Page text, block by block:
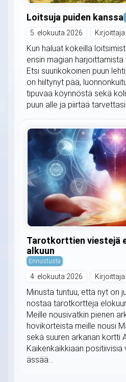
Loitsuja puiden kanssa
5. elokuuta 2026
Kun haluat kokeilla
ensin magian
Etsi suurikokoinen puun
on hiiltynyt pää,
tipuvaa köynnöstä sekä
puun alle ja piirtää
Tarotkorttien viestejä
alkuun
Ennustusta
4. elokuuta 2026
Minusta tuntuu, että nyt on
nostaa tarotkortteja
Meille nousivatkin pienen
hovikorteista meille nousi
sekä suuren arkanan kortti
Kaikenkaikkiaan
ässää...